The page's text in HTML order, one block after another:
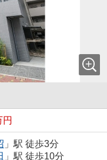
」駅 徒歩3分
」駅 徒歩10分